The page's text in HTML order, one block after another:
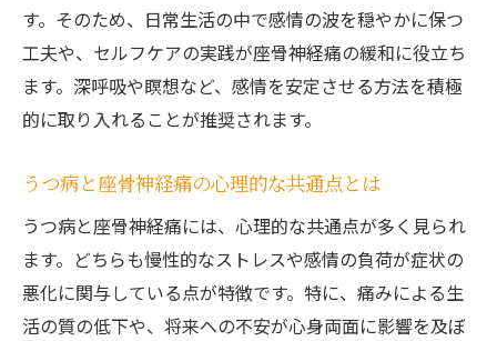
す。そのため、日常生活の中で感情の波を穏やかに保つ
工夫や、セルフケアの実践が座骨神経痛の緩和に役立ち
ます。深呼吸や瞑想など、感情を安定させる方法を積極
的に取り入れることが推奨されます。
うつ病と座骨神経痛の心理的な共通点とは
うつ病と座骨神経痛には、心理的な共通点が多く見られ
ます。どちらも慢性的なストレスや感情の負荷が症状の
悪化に関与している点が特徴です。特に、痛みによる生
活の質の低下や、将来への不安が心身両面に影響を及ぼ